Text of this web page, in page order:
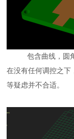
包含曲线，圆
在没有任何调控之下
等疑虑并不合适。